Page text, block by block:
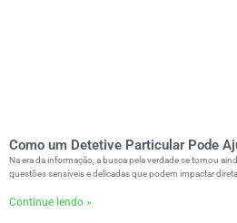
Como um Detetive Particular Pode
Na era da informação, a busca pela verdade se tornou
questões sensíveis e delicadas que podem impactar
Continue lendo »